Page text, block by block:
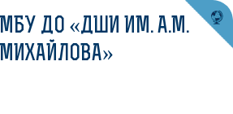
МБУ ДО «ДШИ ИМ. А.М.
МИХАЙЛОВА»